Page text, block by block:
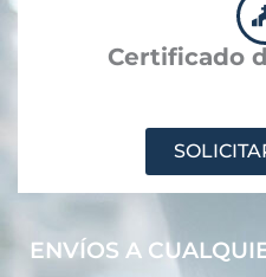
Certificado
ENVÍOS A